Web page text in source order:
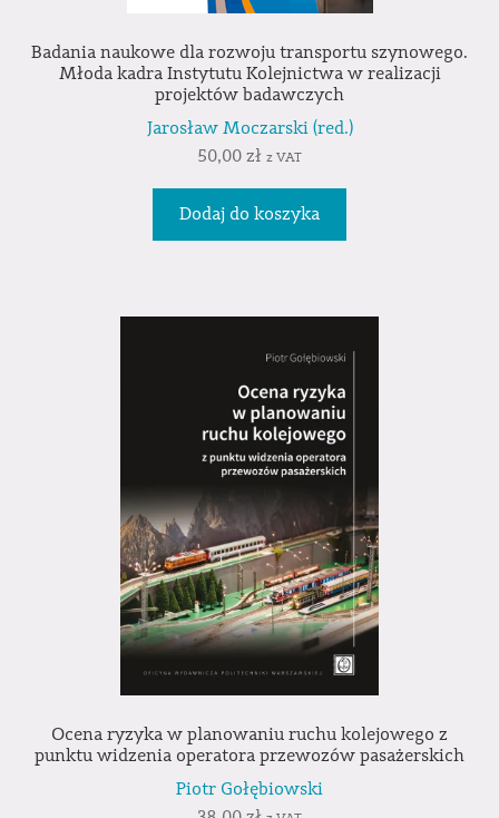
Badania naukowe dla rozwoju transportu szynowego.
Młoda kadra Instytutu Kolejnictwa w realizacji
projektów badawczych
Jarosław Moczarski (red.)
50,00 zł z VAT
Dodaj do koszyka
Ocena ryzyka w planowaniu ruchu kolejowego z
punktu widzenia operatora przewozów pasażerskich
Piotr Gołębiowski